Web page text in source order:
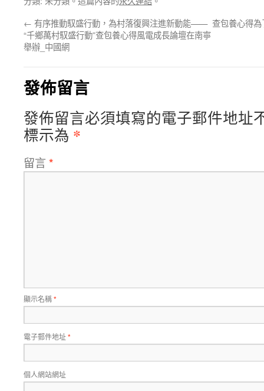
← 有序推動馭盛行動，為村落復興注進新動能——
“千鄉萬村馭盛行動”查包養心得風電成長論壇在南寧
舉辦_中國網
查包養心得
發佈留言
發佈留言必須填寫的電子郵件地址
標示為 *
留言 *
顯示名稱*
電子郵件地址*
個人網站網址